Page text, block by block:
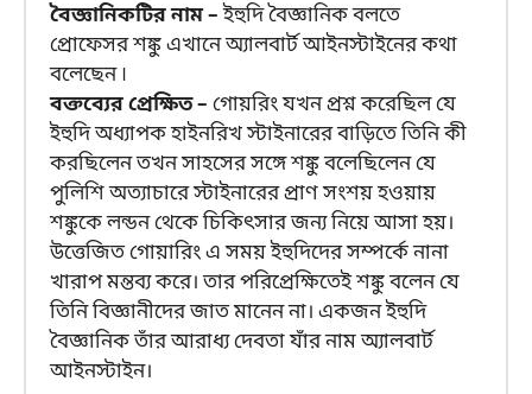
বৈজ্ঞানিকটির নাম –ইহুদি বৈজ্ঞানিক বলতে
প্রোফেসর শঙ্কু এখানে অ্যালবার্ট আইনস্টাইনের কথা
বলেছেন ৷
বক্তব্যের প্রেক্ষিত – গোয়রিং যখন প্রশ্ন করেছিল যে
ইহুদি অধ্যাপক হাইনরিখ স্টাইনারের বাড়িতে তিনি কী
করছিলেন তখন সাহসের সঙ্গে শঙ্কু বলেছিলেন যে
পুলিশি অত্যাচারে স্টাইনারের প্রাণ সংশয় হওয়ায়
শঙ্কুকে লন্ডন থেকে চিকিৎসার জন্য নিয়ে আসা হয়।
উত্তেজিত গোয়ারিং এ সময় ইহুদিদের সম্পর্কে নানা
খারাপ মন্তব্য করে। তার পরিপ্রেক্ষিতেই শঙ্কু বলেন যে
তিনি বিজ্ঞানীদের জাত মানেন না। একজন ইহুদি
বৈজ্ঞানিক তাঁর আরাধ্য দেবতা যাঁর নাম অ্যালবার্ট
আইনস্টাইন।